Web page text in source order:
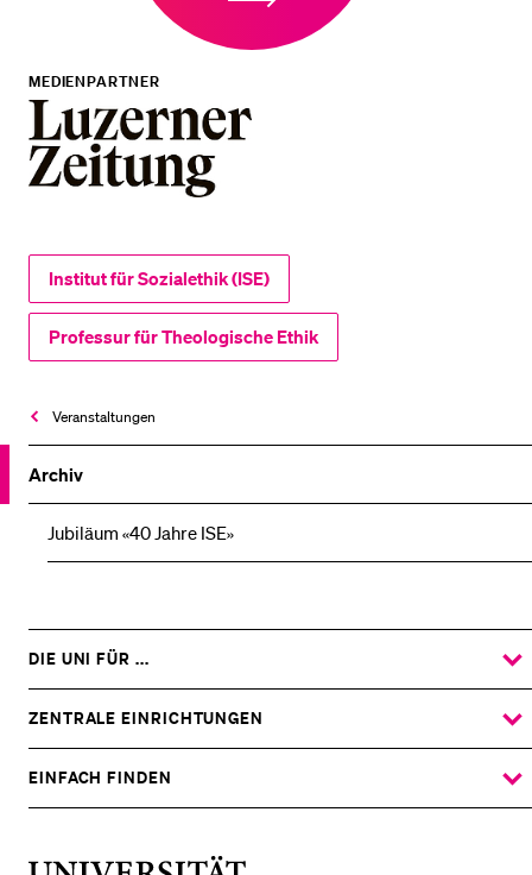
Veranstaltungen
Archiv
Jubiläum «40 Jahre ISE»
MEDIENPARTNER
Institut für Sozialethik (ISE)
Professur für Theologische Ethik
DIE UNI FÜR ...
DAS
UNTERMENÜ
ZENTRALE EINRICHTUNGEN
DAS
UNTERMENÜ
EINFACH FINDEN
DAS